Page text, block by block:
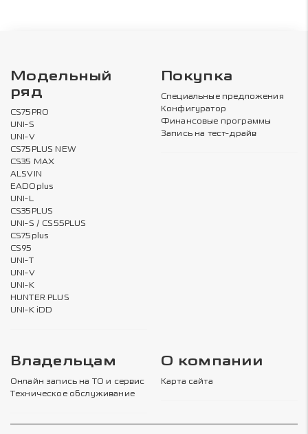
Модельный
ряд
CS75PRO
UNI-S
UNI-V
CS75PLUS NEW
CS35 MAX
ALSVIN
EADOplus
UNI-L
CS35PLUS
UNI-S / CS55PLUS
CS75plus
CS95
UNI-T
UNI-V
UNI-K
HUNTER PLUS
UNI-K iDD
Покупка
Специальные предложения
Конфигуратор
Финансовые программы
Запись на тест-драйв
Владельцам
Онлайн запись на ТО и сервис
Техническое обслуживание
О компании
Карта сайта